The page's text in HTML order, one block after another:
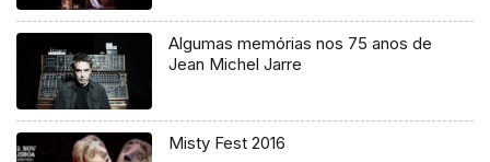
Algumas memórias nos 75 anos de
Jean Michel Jarre
Misty Fest 2016